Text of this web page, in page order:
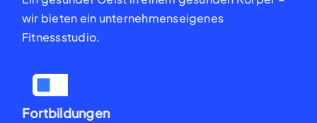
wirbieten ein unternehmenseigenes
Fitnessstudio.
Fortbildungen